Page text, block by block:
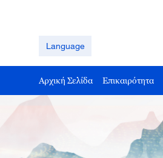
Language
Αρχική Σελίδα Επικαιρότητα